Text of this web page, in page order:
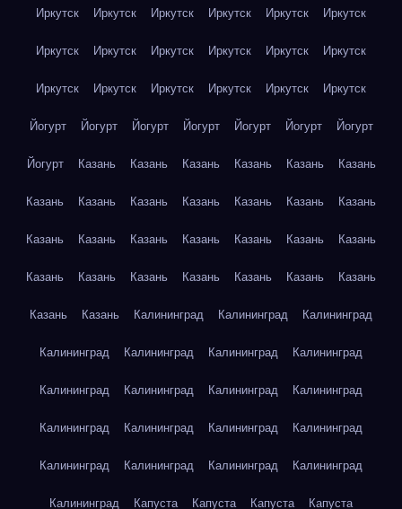
Иркутск Иркутск Иркутск Иркутск Иркутск Иркутск
Иркутск Иркутск Иркутск Иркутск Иркутск Иркутск
Иркутск Иркутск Иркутск Иркутск Иркутск Иркутск
Йогурт Йогурт Йогурт Йогурт Йогурт Йогурт Йогурт
Йогурт Казань Казань Казань Казань Казань Казань
Казань Казань Казань Казань Казань Казань Казань
Казань Казань Казань Казань Казань Казань Казань
Казань Казань Казань Казань Казань Казань Казань
Казань Казань Калининград Калининград Калининград
Калининград Калининград Калининград Калининград
Калининград Калининград Калининград Калининград
Калининград Калининград Калининград Калининград
Калининград Калининград Калининград Калининград
Калининград Капуста Капуста Капуста Капуста